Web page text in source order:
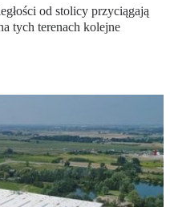
od stolicy przyciągają
tych terenach kolejne